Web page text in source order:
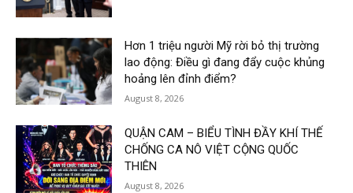
Hơn 1 triệu người Mỹ rời bỏ thị trường
lao động: Điều gì đang đẩy cuộc khủng
hoảng lên đỉnh điểm?
August 8, 2026
QUẬN CAM – BIỂU TÌNH ĐẦY KHÍ THẾ
CHỐNG CA NÔ VIỆT CỘNG QUỐC
THIÊN
August 8, 2026